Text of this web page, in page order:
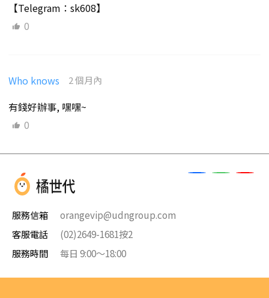
【Telegram：sk608】
0
Who knows 2 個月內
有錢好辦事, 嘿嘿~
0
服務信箱
orangevip@udngroup.com
客服電話
(02)2649-1681按2
服務時間
每日 9:00～18:00